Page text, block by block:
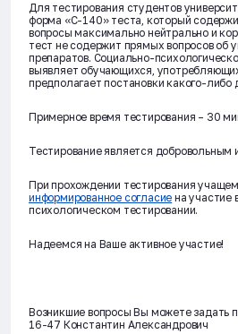
Для тестирования студентов
форма «С-140» теста, который
вопросы максимально нейтрально и
тест не содержит прямых вопросов об
препаратов. Социально-
выявляет обучающихся,
предполагает постановки какого-либо
Примерное время тестирования – 30
Тестирование является добровольным
При прохождении тестирования
информированное согласие на участие
психологическом тестировании.
Надеемся на Ваше активное участие!
Возникшие вопросы Вы можете задать
16-47 Константин Александрович